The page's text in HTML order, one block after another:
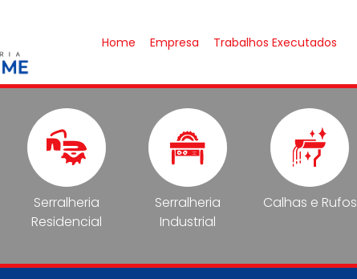
Home Empresa Trabalhos Executados
Serralheria
Residencial
Serralheria
Industrial
Calhas e Rufos